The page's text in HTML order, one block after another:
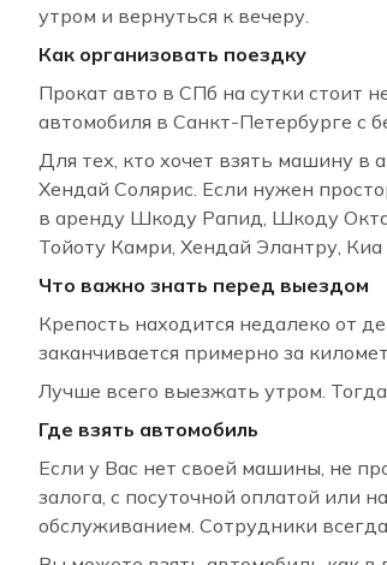
утром и вернуться к вечеру.
Как организовать поездку
Прокат авто в СПб на сутки стоит
автомобиля в Санкт-Петербурге с
Для тех, кто хочет взять машину в
Хендай Солярис. Если нужен
в аренду Шкоду Рапид, Шкоду
Тойоту Камри, Хендай Элантру,
Что важно знать перед выездом
Крепость находится недалеко от
заканчивается примерно за
Лучше всего выезжать утром.
Где взять автомобиль
Если у Вас нет своей машины, не
залога, с посуточной оплатой или
обслуживанием. Сотрудники